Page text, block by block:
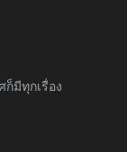
มีทุกเรื่อง